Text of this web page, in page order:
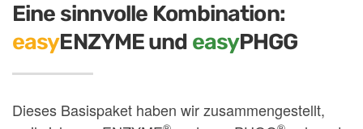
Eine sinnvolle Kombination:
easyENZYME und easyPHGG
Dieses Basispaket haben wir zusammengestellt,